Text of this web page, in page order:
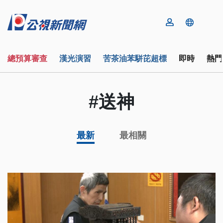
總預算審查 漢光演習 苦茶油苯駢芘超標 即時 熱
#送神
最新 最相關